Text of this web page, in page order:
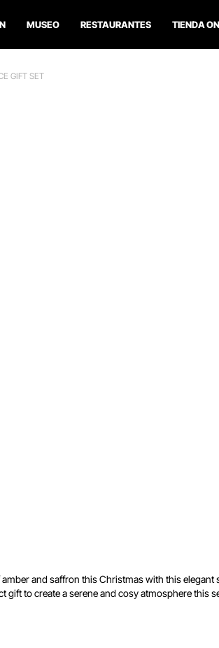
MUSEO RESTAURANTES TIENDA
GIFT SET
and saffron this Christmas with this
to create a serene and cosy atmosphere this